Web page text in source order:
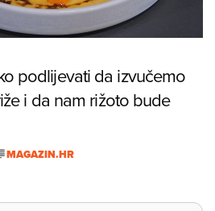
podlijevati da izvučemo
i da nam rižoto bude
MAGAZIN.HR